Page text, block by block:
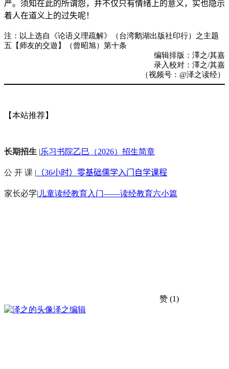
严。须知在此的所谓怨，并不仅只有情绪上的意义，实也隐示
着人在道义上的过失呢！
注：以上选自《论语义理疏解》（台湾鹅湖出版社印行）之主题
五【师友的交遊】（曾昭旭）第十条
编辑排版：澤之/其嘉
录入校对：澤之/其嘉
（视频号：@泽之读经）
【本站推荐】
长期招生 |乐习书院乙巳（2026）招生简章
公 开 课 | （36小时）零基础儒学入门自学课程
家长必学| 儿童读经教育入门——读经教育六小篇
赞 (1)
泽之编辑